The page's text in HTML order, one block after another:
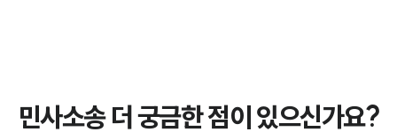
민사소송 더 궁금한 점이 있으신가요?